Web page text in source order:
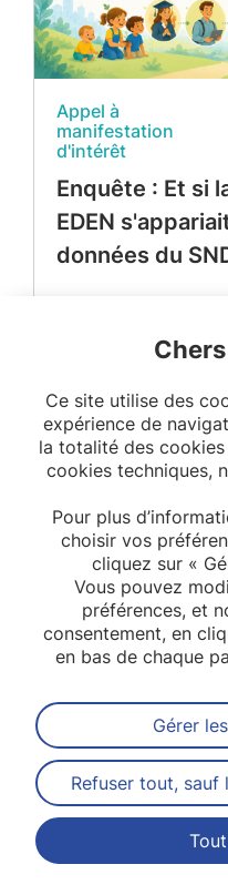
Appel à
manifestation
d'intérêt
Enquête : Et si
EDEN
données du
Abonnez-
Contact
Ce site utilise des
expérience de
la totalité des
cookies techniques,
Pour plus
choisir vos
cliquez sur «
Vous pouvez
préférences, et
consentement, en
en bas de chaque
Gérer
Refuser tout, sauf